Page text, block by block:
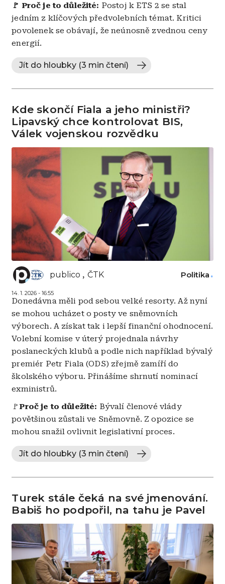
🚩 Proč je to důležité: Postoj k ETS 2 se stal
jedním z klíčových předvolebních témat. Kritici
povolenek se obávají, že neúnosně zvednou ceny
energií.
Jít do hloubky (3 min čtení)
Kde skončí Fiala a jeho ministři?
Lipavský chce kontrolovat BIS,
Válek vojenskou rozvědku
publico ČTK
14. 1. 2026 - 16:55
Politika
Donedávna měli pod sebou velké resorty. Až nyní
se mohou ucházet o posty ve sněmovních
výborech. A získat tak i lepší finanční ohodnocení.
Volební komise v úterý projednala návrhy
poslaneckých klubů a podle nich například bývalý
premiér Petr Fiala (ODS) zřejmě zamíří do
školského výboru. Přinášíme shrnutí nominací
exministrů.
🚩Proč je to důležité: Bývalí členové vlády
povětšinou zůstali ve Sněmovně. Z opozice se
mohou snažil ovlivnit legislativní proces.
Jít do hloubky (3 min čtení)
Turek stále čeká na své jmenování.
Babiš ho podpořil, na tahu je Pavel